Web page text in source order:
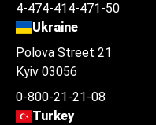
4-474-414-471-50
Ukraine
Polova Street 21
Kyiv 03056
0-800-21-21-08
Turkey